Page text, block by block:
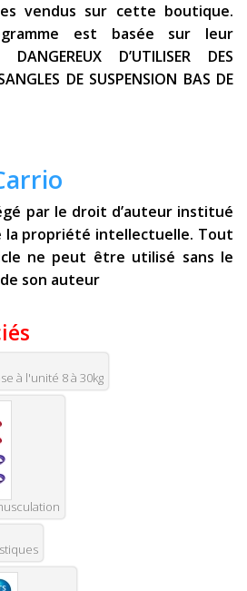
vendus sur cette boutique.
est basée sur leur
D’UTILISER DES
DE SUSPENSION BAS DE
par le droit d’auteur institué
la propriété intellectuelle. Tout
ne peut être utilisé sans le
son auteur
à l'unité 8 à 30kg